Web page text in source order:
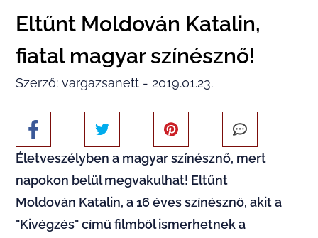
Eltűnt Moldován Katalin,
fiatal magyar színésznő!
Szerző: vargazsanett - 2019.01.23.
Életveszélyben a magyar színésznő, mert
napokon belül megvakulhat! Eltűnt
Moldován Katalin, a 16 éves színésznő, akit a
"Kivégzés" című filmből ismerhetnek a